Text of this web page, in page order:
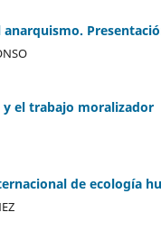
el trabajo moralizador
de ecología